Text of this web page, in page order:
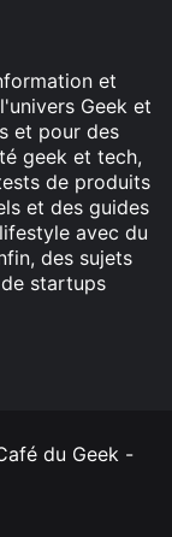
et
Geek et
et pour des
geek et tech,
de produits
et des guides
avec du
des sujets
startups
du Geek -